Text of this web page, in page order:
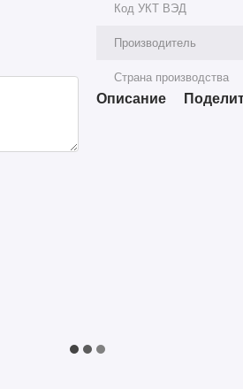
Код УКТ ВЭД
Производитель
Страна производства
Описание